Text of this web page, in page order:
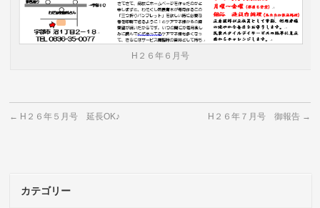
H２６年６月号
← H２６年５月号 延長OK♪ H２６年７月号 御報告 →
カテゴリー